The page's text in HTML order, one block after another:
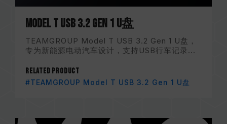
Model T USB 3.2 Gen 1 U盘
TEAMGROUP Model T USB 3.2 Gen 1 U盘，
专为新能源电动汽车设计，支持USB行车记录...
Related Product
#TEAMGROUP Model T USB 3.2 Gen 1 U盘